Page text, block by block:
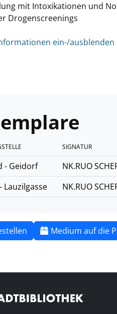
mit Intoxikationen und
Drogenscreenings
ein-/ausblenden
SIGNATUR
- Geidorf NK.RUO
Lauzilgasse
NK.RUO
Medium auf die